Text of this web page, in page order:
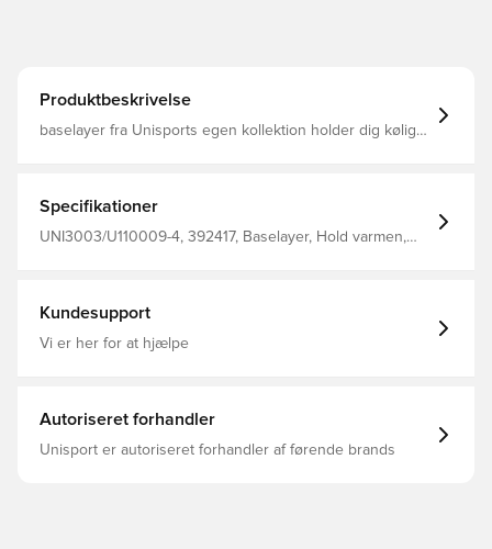
Produktbeskrivelse
baselayer fra Unisports egen kollektion holder dig kølig
Specifikationer
UNI3003/U110009-4, 392417, Baselayer, Hold varmen,
Kundesupport
Vi er her for at hjælpe
Autoriseret forhandler
Unisport er autoriseret forhandler af førende brands